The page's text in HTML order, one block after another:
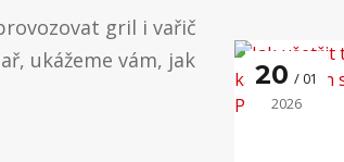
gril i vařič
ukážeme vám, jak
20 01
2026